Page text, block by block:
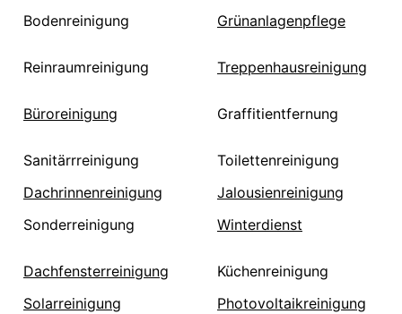
Bodenreinigung Grünanlagenpflege
Reinraumreinigung Treppenhausreinigung
Büroreinigung Graffitientfernung
Sanitärrreinigung
Toilettenreinigung
Dachrinnenreinigung
Jalousienreinigung
Sonderreinigung
Winterdienst
Dachfensterreinigung
Küchenreinigung
Solarreinigung
Photovoltaikreinigung